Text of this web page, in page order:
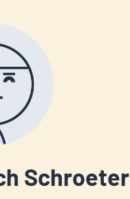
Schroeter